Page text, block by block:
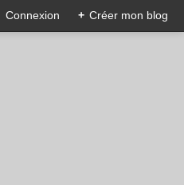
Connexion + Créer mon blog